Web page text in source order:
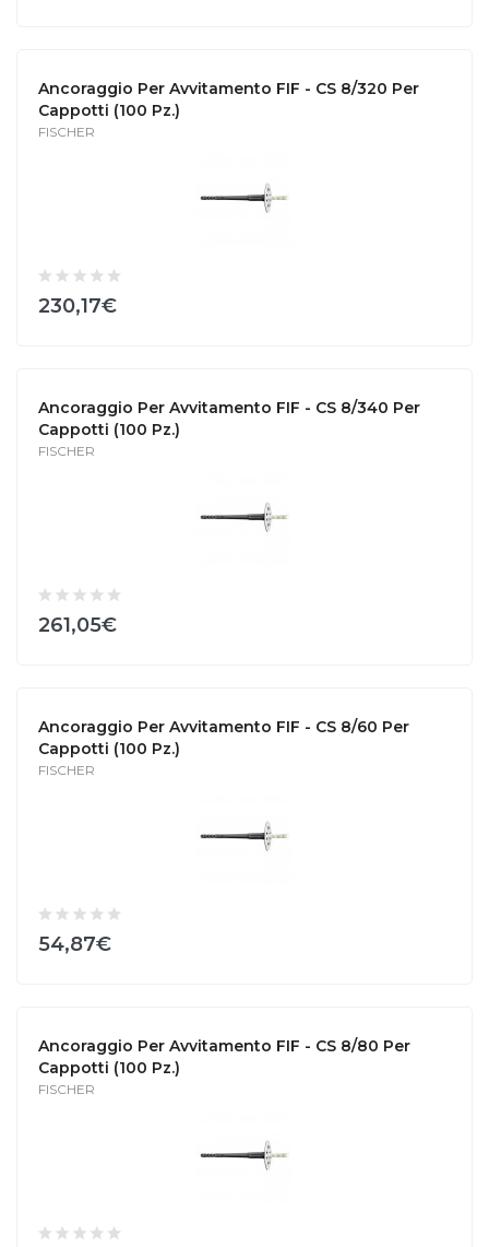
Ancoraggio Per Avvitamento FIF - CS 8/320 Per
Cappotti (100 Pz.)
FISCHER
230,17€
Ancoraggio Per Avvitamento FIF - CS 8/340 Per
Cappotti (100 Pz.)
FISCHER
261,05€
Ancoraggio Per Avvitamento FIF - CS 8/60 Per
Cappotti (100 Pz.)
FISCHER
54,87€
Ancoraggio Per Avvitamento FIF - CS 8/80 Per
Cappotti (100 Pz.)
FISCHER